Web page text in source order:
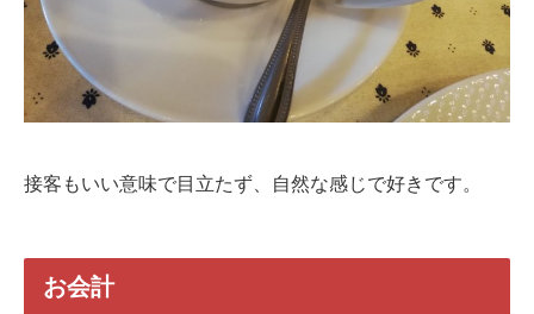
接客もいい意味で目立たず、自然な感じで好きです。
お会計